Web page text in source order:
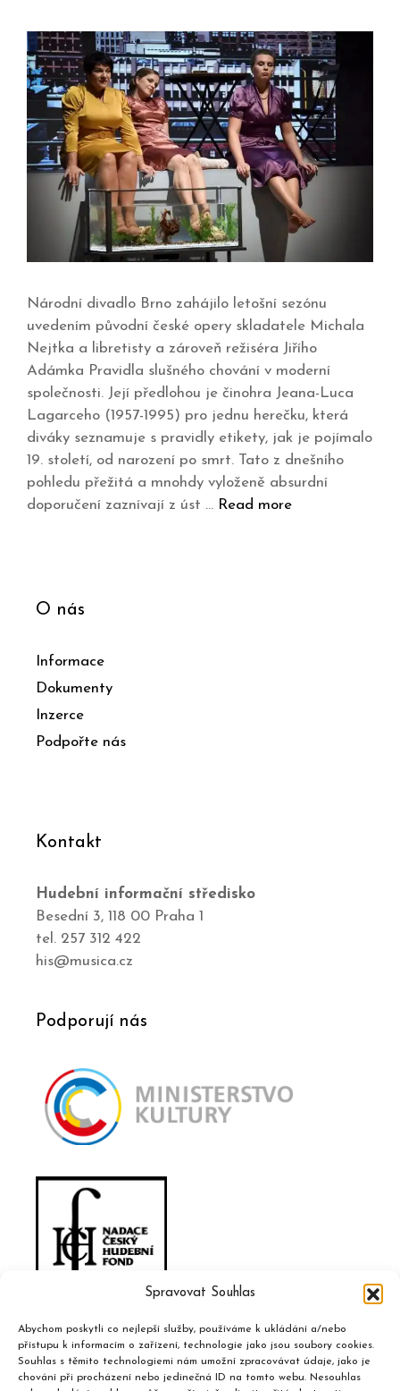
Spravovat Souhlas
Abychom poskytli co nejlepší služby, používáme k ukládání a/nebo
přístupu k informacím o zařízení, technologie jako jsou soubory cookies.
Souhlas s těmito technologiemi nám umožní zpracovávat údaje, jako je
chování při procházení nebo jedinečná ID na tomto webu. Nesouhlas
Národní divadlo Brno zahájilo letošní sezónu
uvedením původní české opery skladatele Michala
Nejtka a libretisty a zároveň režiséra Jiřího
Adámka Pravidla slušného chování v moderní
společnosti. Její předlohou je činohra Jeana-Luca
Lagarceho (1957-1995) pro jednu herečku, která
diváky seznamuje s pravidly etikety, jak je pojímalo
19. století, od narození po smrt. Tato z dnešního
pohledu přežitá a mnohdy vyloženě absurdní
doporučení zaznívají z úst … Read more
O nás
Informace
Dokumenty
Inzerce
Podpořte nás
Kontakt
Hudební informační středisko
Besední 3, 118 00 Praha 1
tel. 257 312 422
his@musica.cz
Podporují nás